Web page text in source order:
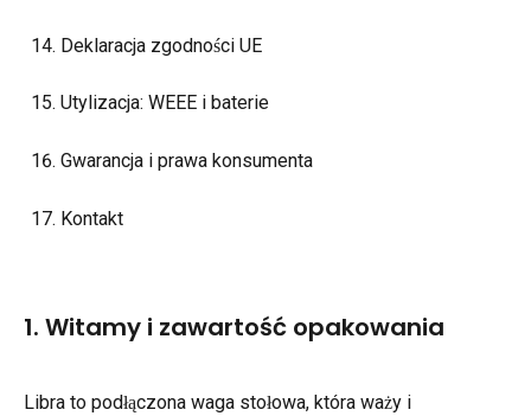
Deklaracja zgodności UE
Utylizacja: WEEE i baterie
Gwarancja i prawa konsumenta
Kontakt
1. Witamy i zawartość opakowania
Libra to podłączona waga stołowa, która waży i